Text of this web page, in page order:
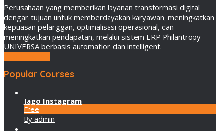
Perusahaan yang memberikan layanan transformasi digital
dengan tujuan untuk memberdayakan karyawan, meningkatkan
kepuasan pelanggan, optimalisasi operasional, dan
meningkatkan pendapatan, melalui sistem ERP Philantropy
UNIVERSA berbasis automation dan intelligent.
Popular Courses
Jago Instagram
Free
By admin